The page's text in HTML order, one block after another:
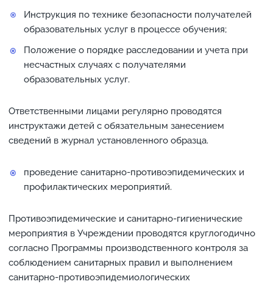
Инструкция по технике безопасности получателей
образовательных услуг в процессе обучения;
Положение о порядке расследовании и учета при
несчастных случаях с получателями
образовательных услуг.
Ответственными лицами регулярно проводятся
инструктажи детей с обязательным занесением
сведений в журнал установленного образца.
проведение санитарно-противоэпидемических и
профилактических мероприятий.
Противоэпидемические и санитарно-гигиенические
мероприятия в Учреждении проводятся круглогодично
согласно Программы производственного контроля за
соблюдением санитарных правил и выполнением
санитарно-противоэпидемиологических